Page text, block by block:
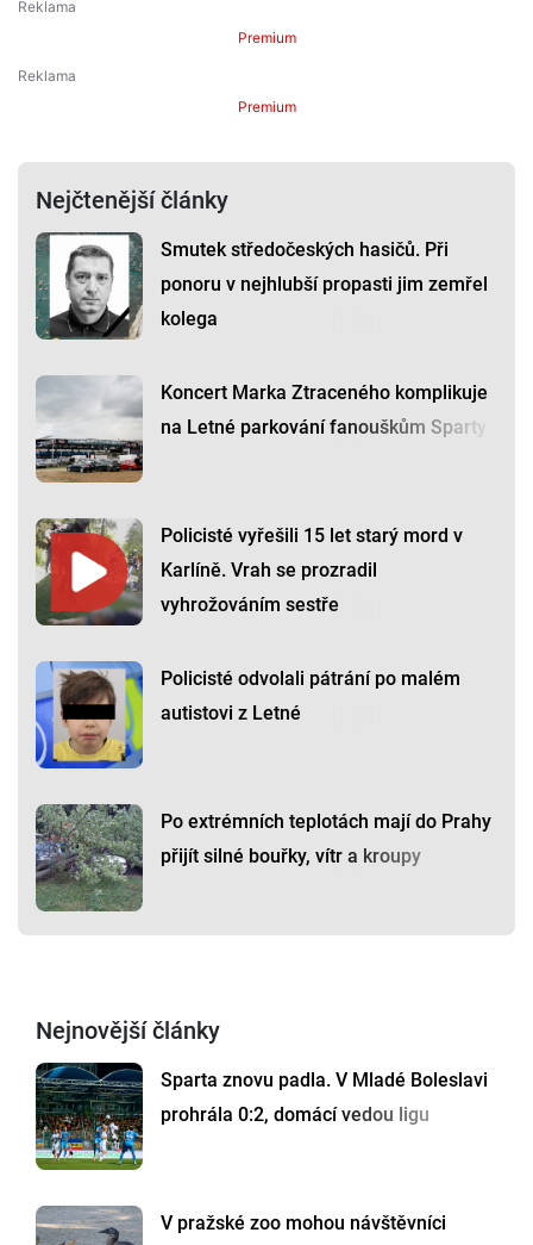
Premium
Premium
Nejčtenější články
Smutek středočeských hasičů. Při
ponoru v nejhlubší propasti jim zemřel
kolega
Koncert Marka Ztraceného komplikuje
na Letné parkování fanouškům Sparty
Policisté vyřešili 15 let starý mord v
Karlíně. Vrah se prozradil
vyhrožováním sestře
Policisté odvolali pátrání po malém
autistovi z Letné
Po extrémních teplotách mají do Prahy
přijít silné bouřky, vítr a kroupy
Nejnovější články
Sparta znovu padla. V Mladé Boleslavi
prohrála 0:2, domácí vedou ligu
V pražské zoo mohou návštěvníci